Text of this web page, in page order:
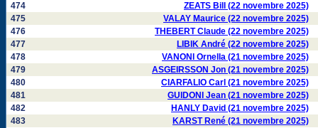
474
ZEATS Bill (22 novembre 2025)
475
VALAY Maurice (22 novembre 2025)
476
THEBERT Claude (22 novembre 2025)
477
LIBIK André (22 novembre 2025)
478
VANONI Ornella (21 novembre 2025)
479
ASGEIRSSON Jon (21 novembre 2025)
480
CIARFALIO Carl (21 novembre 2025)
481
GUIDONI Jean (21 novembre 2025)
482
HANLY David (21 novembre 2025)
483
KARST René (21 novembre 2025)